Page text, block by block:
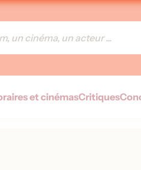
et cinémasCritiques